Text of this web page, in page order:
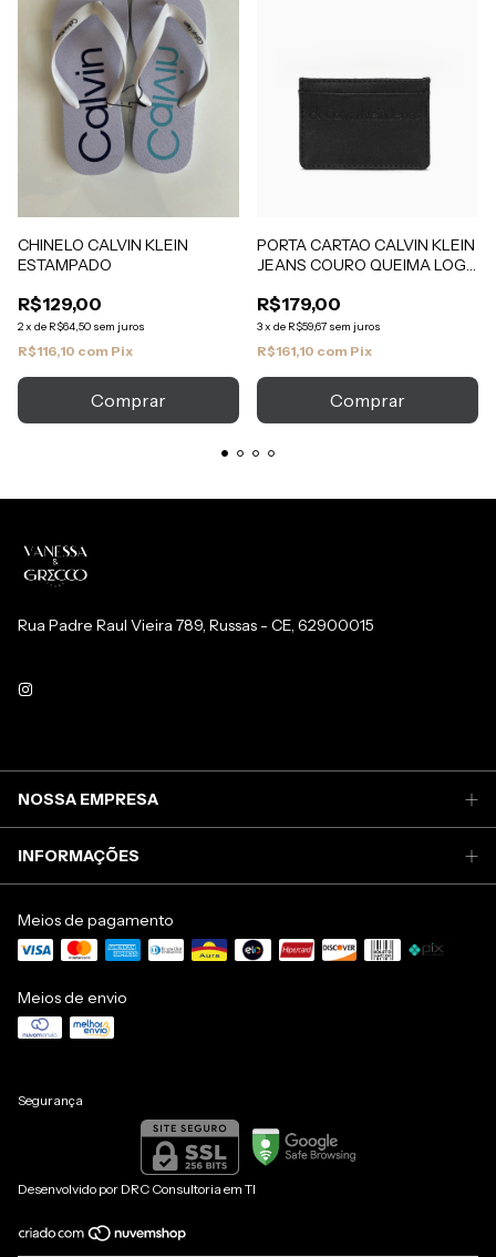
CHINELO CALVIN KLEIN
ESTAMPADO
R$129,00
2x de R$64,50 sem juros
R$116,10 com Pix
Comprar
PORTA CARTAO CALVIN KLEIN
JEANS COURO QUEIMA LOGO
R$179,00
3x de R$59,67 sem juros
R$161,10 com Pix
Rua Padre Raul Vieira 789, Russas - CE, 62900015
NOSSA EMPRESA
INFORMAÇÕES
Meios de pagamento
Meios de envio
Segurança
Desenvolvido por DRC Consultoria em TI